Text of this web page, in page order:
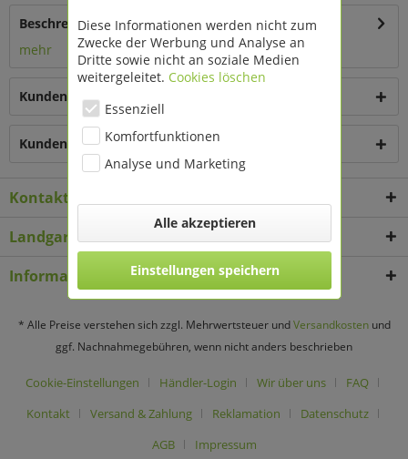
Beschreibung
mehr
Kunden kauften auch
Kunden haben sich ebenfalls angesehen
Kontakt
Landgard Deko & Floristikbedarf
Informationen
* Alle Preise verstehen sich zzgl. Mehrwertsteuer undVersandkostenund
ggf. Nachnahmegebühren, wenn nicht anders beschrieben
Cookie-Einstellungen Händler-Login Wir über uns
FAQ
Kontakt
Versand & Zahlung Reklamation
Datenschutz
AGB
Impressum
Diese Informationen werden nicht zum
Zwecke der Werbung und Analyse an
Dritte sowie nicht an soziale Medien
weitergeleitet. Cookies löschen
Essenziell
Komfortfunktionen
Analyse und Marketing
Alle akzeptieren
Einstellungen speichern